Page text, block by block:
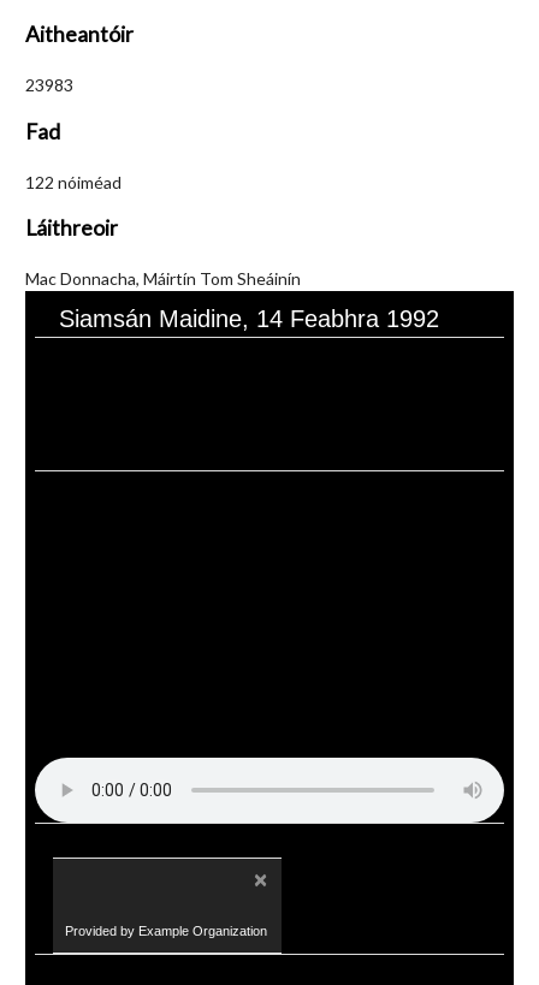
Aitheantóir
23983
Fad
122 nóiméad
Láithreoir
Mac Donnacha, Máirtín Tom Sheáinín
Siamsán Maidine, 14 Feabhra 1992
×
Provided by Example Organization